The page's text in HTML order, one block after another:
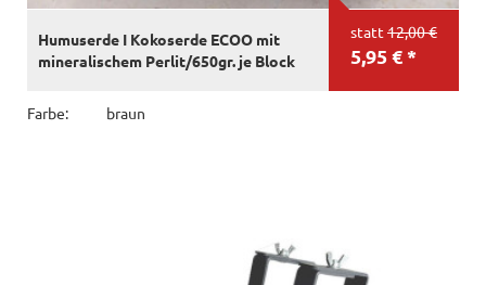
statt 12,00 €
5,95 € *
Humuserde I Kokoserde ECOO mit
mineralischem Perlit/650gr. je Block
Farbe: braun